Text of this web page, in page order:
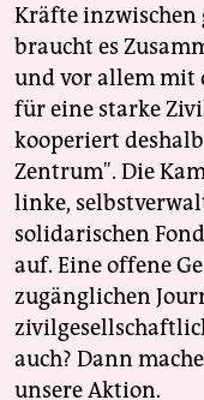
Kräfte inzwischen
braucht es
und vor allem mit
für eine starke
kooperiert
Zentrum". Die
linke,
solidarischen
auf. Eine offene
zugänglichen
auch? Dann
unsere Aktion.